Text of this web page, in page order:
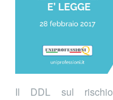
Il DDL sul